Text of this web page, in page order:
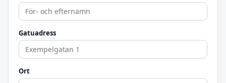
Gatuadress
Ort